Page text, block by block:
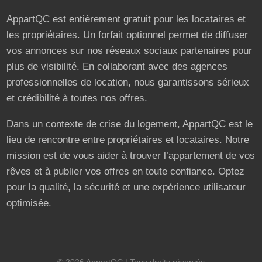
AppartQC est entièrement gratuit pour les locataires et
les propriétaires. Un forfait optionnel permet de diffuser
vos annonces sur nos réseaux sociaux partenaires pour
plus de visibilité. En collaborant avec des agences
professionnelles de location, nous garantissons sérieux
et crédibilité à toutes nos offres.
Dans un contexte de crise du logement, AppartQC est le
lieu de rencontre entre propriétaires et locataires. Notre
mission est de vous aider à trouver l’appartement de vos
rêves et à publier vos offres en toute confiance. Optez
pour la qualité, la sécurité et une expérience utilisateur
optimisée.